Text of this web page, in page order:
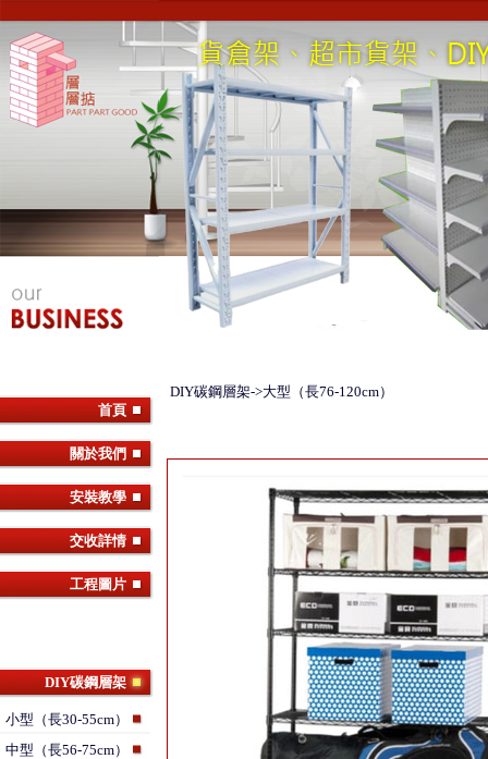
首頁
關於我們
安裝教學
交收詳情
工程圖片
DIY碳鋼層架
小型（長30-55cm）
中型（長56-75cm）
DIY碳鋼層架->大型（長76-120cm）